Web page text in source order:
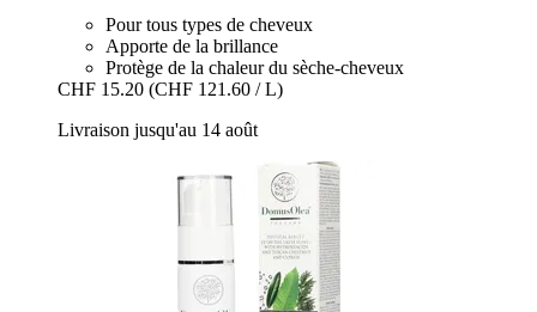
Pour tous types de cheveux
Apporte de la brillance
Protège de la chaleur du sèche-cheveux
CHF 15.20 (CHF 121.60 / L)
Livraison jusqu'au 14 août